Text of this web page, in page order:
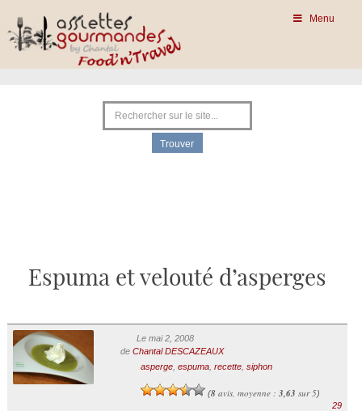
Menu
Espuma et velouté d’asperges
Le mai 2, 2008
de Chantal DESCAZEAUX
asperge, espuma, recette, siphon
(8 avis, moyenne : 3,63 sur 5)
29